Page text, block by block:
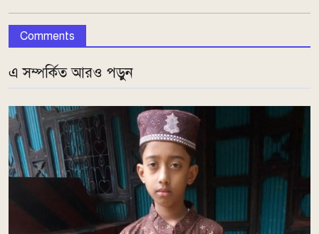
Comments
এ সম্পর্কিত আরও পড়ুন